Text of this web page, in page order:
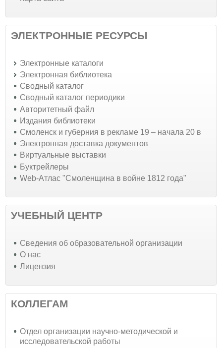
ЭЛЕКТРОННЫЕ РЕСУРСЫ
Электронные каталоги
Электронная библиотека
Сводный каталог
Сводный каталог периодики
Авторитетный файл
Издания библиотеки
Смоленск и губерния в рекламе 19 – начала 20 в
Электронная доставка документов
Виртуальные выставки
Буктрейлеры
Web-Атлас "Смоленщина в войне 1812 года"
УЧЕБНЫЙ ЦЕНТР
Cведения об образовательной организации
О нас
Лицензия
КОЛЛЕГАМ
Отдел организации научно-методической и
исследовательской работы